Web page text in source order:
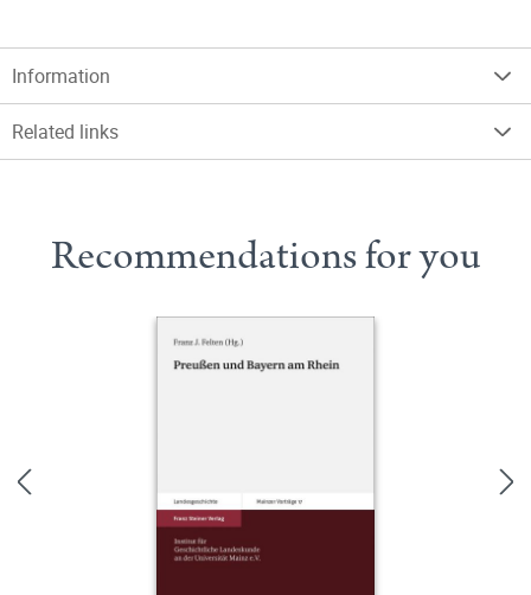
Information
Related links
Recommendations for you